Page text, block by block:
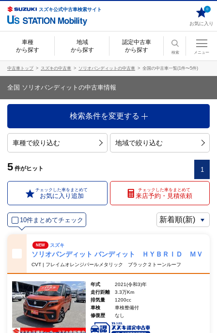
スズキ公式中古車検索サイト
お気に入り
0
車種
から探す
地域
から探す
認定中古車
から探す
検索 メニュー
中古車トップ スズキの中古車 ソリオバンディットの中古車 全国の中古車一覧(1件〜5件)
全国 ソリオバンディットの中古車情報
検索条件を変更する
車種で絞り込む 地域で絞り込む
5 件がヒット 1
チェックした車をまとめて
お気に入り追加
チェックした車をまとめて
来店予約・見積依頼
10件まとめてチェック
NEW スズキ
ソリオバンディット バンディット ＨＹＢＲＩＤ ＭＶ
CVT | フレイムオレンジパールメタリック ブラック２トーンルーフ
年式
2021(令和3)年
走行距離
3.3万Km
排気量
1200cc
車検
車検整備付
修復歴
なし